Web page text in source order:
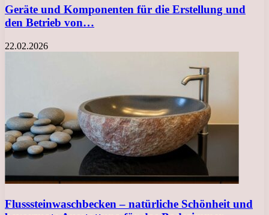
Geräte und Komponenten für die Erstellung und
den Betrieb von…
22.02.2026
Flusssteinwaschbecken – natürliche Schönheit und